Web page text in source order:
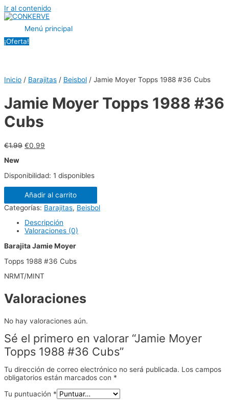
Ir al contenido
Menú principal
¡Oferta!
Inicio / Barajitas / Beisbol / Jamie Moyer Topps 1988 #36 Cubs
Jamie Moyer Topps 1988 #36
Cubs
€1.99 €0.99
New
Disponibilidad: 1 disponibles
Añadir al carrito
Categorías: Barajitas, Beisbol
Descripción
Valoraciones (0)
Barajita Jamie Moyer
Topps 1988 #36 Cubs
NRMT/MINT
Valoraciones
No hay valoraciones aún.
Sé el primero en valorar “Jamie Moyer
Topps 1988 #36 Cubs”
Tu dirección de correo electrónico no será publicada. Los campos
obligatorios están marcados con *
Tu puntuación *